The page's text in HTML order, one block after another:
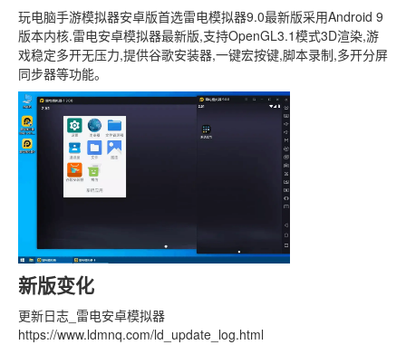
玩电脑手游模拟器安卓版首选雷电模拟器9.0最新版采用Android 9
版本内核.雷电安卓模拟器最新版,支持OpenGL3.1模式3D渲染,游
戏稳定多开无压力,提供谷歌安装器,一键宏按键,脚本录制,多开分屏
同步器等功能。
新版变化
更新日志_雷电安卓模拟器
https://www.ldmnq.com/ld_update_log.html